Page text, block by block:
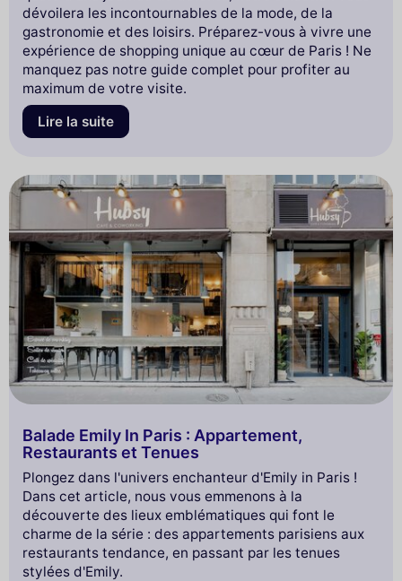
dévoilera les incontournables de la mode, de la
gastronomie et des loisirs. Préparez-vous à vivre une
expérience de shopping unique au cœur de Paris ! Ne
manquez pas notre guide complet pour profiter au
maximum de votre visite.
Lire la suite
Balade Emily In Paris : Appartement,
Restaurants et Tenues
Plongez dans l'univers enchanteur d'Emily in Paris !
Dans cet article, nous vous emmenons à la
découverte des lieux emblématiques qui font le
charme de la série : des appartements parisiens aux
restaurants tendance, en passant par les tenues
stylées d'Emily.